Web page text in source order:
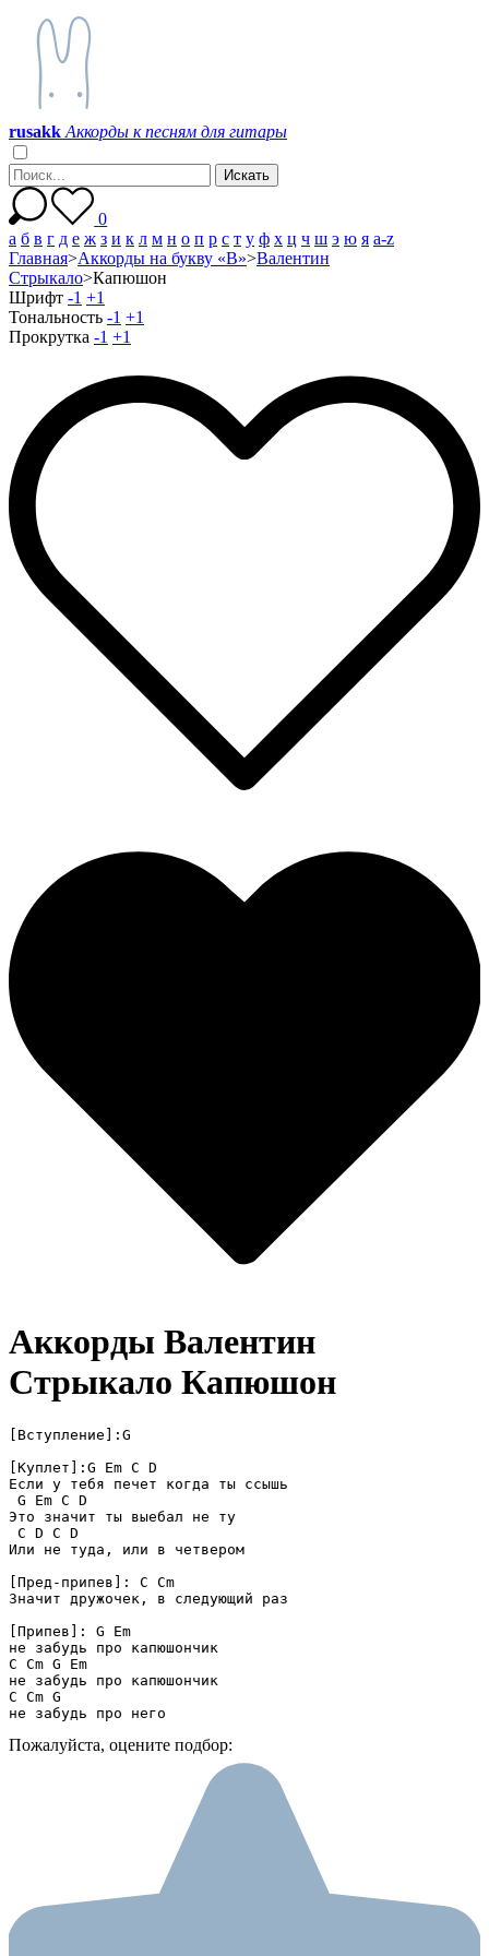
rusakk Аккорды к песням для гитары
0
а б в г д е ж з и к л м н о п р с т у ф х ц ч ш э ю я a-z
Главная>Аккорды на букву «В»>Валентин
Стрыкало>Капюшон
Шрифт -1 +1
Тональность -1 +1
Прокрутка -1 +1
Аккорды Валентин
Стрыкало Капюшон
[Вступление]:G
[Куплет]:G Em C D
Если у тебя печет когда ты ссышь
G Em C D
Это значит ты выебал не ту
C D C D
Или не туда, или в четвером
[Пред-припев]: C Cm
Значит дружочек, в следующий раз
[Припев]: G Em
не забудь про капюшончик
C Cm G Em
не забудь про капюшончик
C Cm G
не забудь про него
Пожалуйста, оцените подбор: